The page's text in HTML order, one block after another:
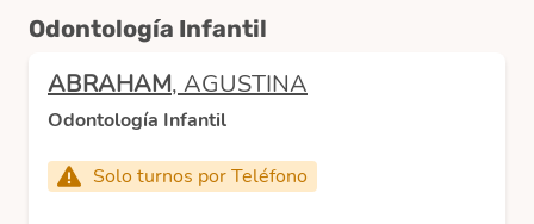
Odontología Infantil
ABRAHAM, AGUSTINA
Odontología Infantil
Solo turnos por Teléfono